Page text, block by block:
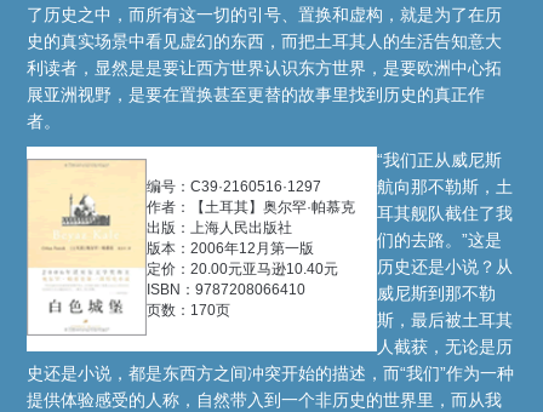
了历史之中，而所有这一切的引号、置换和虚构，就是为了在历
史的真实场景中看见虚幻的东西，而把土耳其人的生活告知意大
利读者，显然是是要让西方世界认识东方世界，是要欧洲中心拓
展亚洲视野，是要在置换甚至更替的故事里找到历史的真正作
者。
编号：C39·2160516·1297
作者：【土耳其】奥尔罕·帕慕克
出版：上海人民出版社
版本：2006年12月第一版
定价：20.00元亚马逊10.40元
ISBN：9787208066410
页数：170页
“我们正从威尼斯
航向那不勒斯，土
耳其舰队截住了我
们的去路。”这是
历史还是小说？从
威尼斯到那不勒
斯，最后被土耳其
人截获，无论是历
史还是小说，都是东西方之间冲突开始的描述，而“我们”作为一种
提供体验感受的人称，自然带入到一个非历史的世界里，而从我